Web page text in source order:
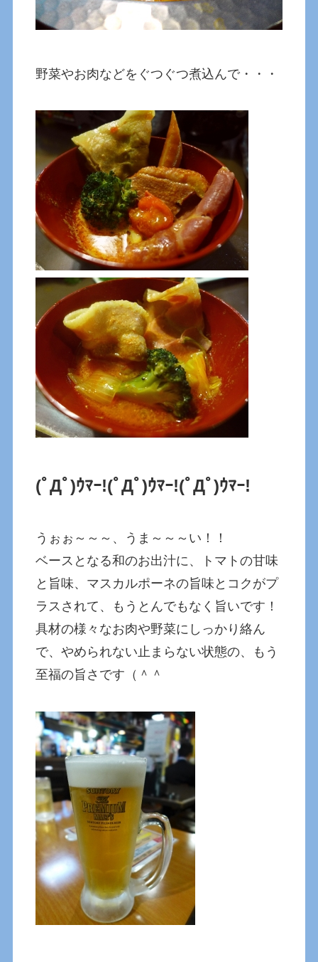
野菜やお肉などをぐつぐつ煮込んで・・・
(ﾟДﾟ)ｳﾏｰ!(ﾟДﾟ)ｳﾏｰ!(ﾟДﾟ)ｳﾏｰ!
うぉぉ～～～、うま～～～い！！
ベースとなる和のお出汁に、トマトの甘味
と旨味、マスカルポーネの旨味とコクがプ
ラスされて、もうとんでもなく旨いです！
具材の様々なお肉や野菜にしっかり絡ん
で、やめられない止まらない状態の、もう
至福の旨さです（＾＾